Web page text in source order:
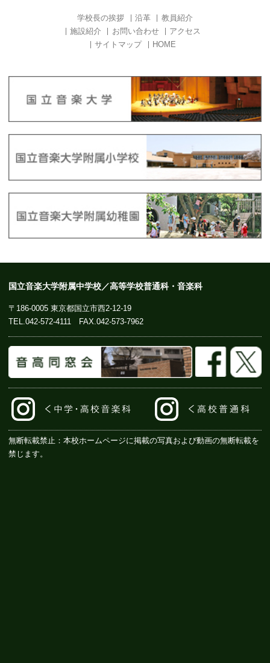
学校長の挨拶 沿革
教員紹介
施設紹介
お問い合わせ
アクセス
サイトマップ
HOME
国立音楽大学附属中学校／高等学校普通科・音楽科
〒186-0005 東京都国立市西2-12-19
TEL.042-572-4111 FAX.042-573-7962
無断転載禁止：本校ホームページに掲載の写真および動画の無断転載を
禁じます。